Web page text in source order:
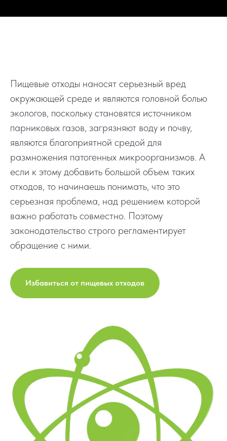
Пищевые отходы наносят серьезный вред
окружающей среде и являются головной болью
экологов, поскольку становятся источником
парниковых газов, загрязняют воду и почву,
являются благоприятной средой для
размножения патогенных микроорганизмов. А
если к этому добавить большой объем таких
отходов, то начинаешь понимать, что это
серьезная проблема, над решением которой
важно работать совместно. Поэтому
законодательство строго регламентирует
обращение с ними.
Избавиться от пищевых отходов